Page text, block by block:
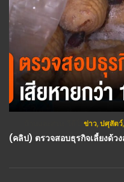
ข่าว,ปศุสัตว์,